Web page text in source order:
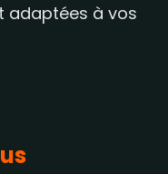
adaptées à vos